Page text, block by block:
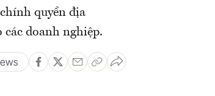
quyền địa
các doanh nghiệp.